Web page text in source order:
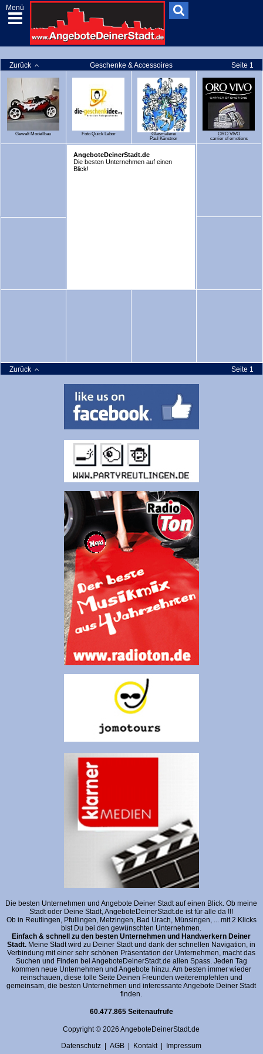
Menü
Zurück Geschenke & Accessoires Seite 1
Gewalt Modellbau Foto Quick Labor
Glasmalerei
Paul Künstner
ORO VIVO
carrier of emotions
AngeboteDeinerStadt.de
Die besten Unternehmen auf einen
Blick!
Zurück Seite 1
Die besten Unternehmen und Angebote Deiner Stadt auf einen Blick. Ob meine
Stadt oder Deine Stadt, AngeboteDeinerStadt.de ist für alle da !!!
Ob in Reutlingen, Pfullingen, Metzingen, Bad Urach, Münsingen, ... mit 2 Klicks
bist Du bei den gewünschten Unternehmen.
Einfach & schnell zu den besten Unternehmen und Handwerkern Deiner
Stadt. Meine Stadt wird zu Deiner Stadt und dank der schnellen Navigation, in
Verbindung mit einer sehr schönen Präsentation der Unternehmen, macht das
Suchen und Finden bei AngeboteDeinerStadt.de allen Spass. Jeden Tag
kommen neue Unternehmen und Angebote hinzu. Am besten immer wieder
reinschauen, diese tolle Seite Deinen Freunden weiterempfehlen und
gemeinsam, die besten Unternehmen und interessante Angebote Deiner Stadt
finden.
60.477.865 Seitenaufrufe
Copyright © 2026 AngeboteDeinerStadt.de
Datenschutz |AGB | Kontakt| Impressum